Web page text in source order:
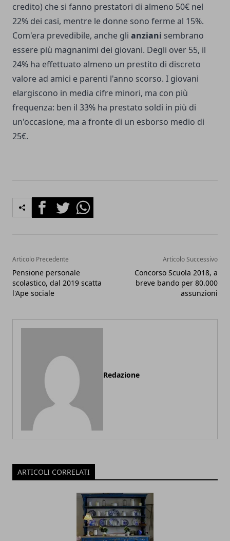
credito) che si fanno prestatori di almeno 50€ nel
22% dei casi, mentre le donne sono ferme al 15%.
Com'era prevedibile, anche gli anziani sembrano
essere più magnanimi dei giovani. Degli over 55, il
24% ha effettuato almeno un prestito di discreto
valore ad amici e parenti l'anno scorso. I giovani
elargiscono in media cifre minori, ma con più
frequenza: ben il 33% ha prestato soldi in più di
un'occasione, ma a fronte di un esborso medio di
25€.
FacebookTwitterWhatsapp
Articolo Precedente
Pensione personale
scolastico, dal 2019 scatta
l'Ape sociale
Articolo Successivo
Concorso Scuola 2018, a
breve bando per 80.000
assunzioni
Redazione
ARTICOLI CORRELATI